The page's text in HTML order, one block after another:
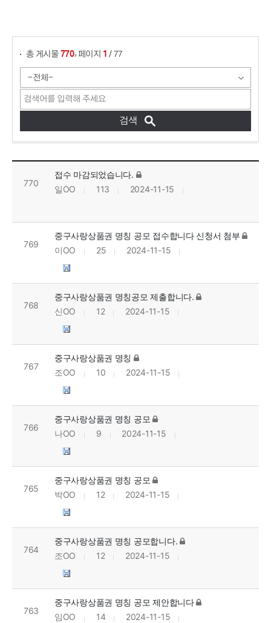
총 게시물 770, 페이지 1 / 77
중구사랑상품권 명칭 공모 목록으로 번호, 제목, 작성자, 조회수, 등록일, 첨부파일로 나열 되고 있습니다.
770
접수 마감되었습니다.
일OO
113 2024-11-15
769
중구사랑상품권 명칭 공모 접수합니다 신청서 첨부
이OO
25 2024-11-15
768
중구사랑상품권 명칭공모 제출합니다.
신OO
12 2024-11-15
767
중구사랑상품권 명칭
조OO
10 2024-11-15
766
중구사랑상품권 명칭 공모
나OO
9 2024-11-15
765
중구사랑상품권 명칭 공모
박OO
12 2024-11-15
764
중구사랑상품권 명칭 공모합니다.
조OO
12 2024-11-15
763
중구사랑상품권 명칭 공모 제안합니다
임OO
14 2024-11-15